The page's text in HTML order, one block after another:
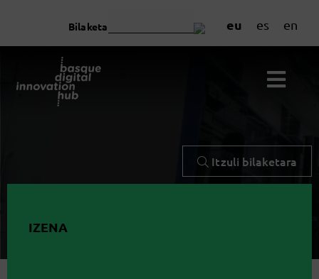
eu es en
Bilaketa
Itzuli bilaketara
IZENA